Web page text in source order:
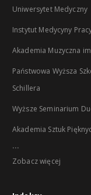
Uniwersytet Medyczny
Instytut Medycyny
Akademia Muzyczna
Państwowa Wyższa
Schillera
Wyższe Seminarium
Akademia Sztuk
...
Zobacz więcej